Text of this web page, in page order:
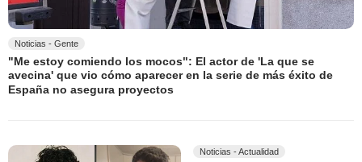
Noticias - Gente
"Me estoy comiendo los mocos": El actor de 'La que se
avecina' que vio cómo aparecer en la serie de más éxito de
España no asegura proyectos
Noticias - Actualidad